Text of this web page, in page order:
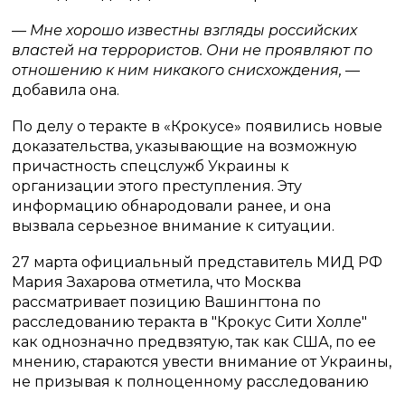
— Мне хорошо известны взгляды российских
властей на террористов. Они не проявляют по
отношению к ним никакого снисхождения,—
добавила она.
По делу о теракте в «Крокусе» появились новые
доказательства, указывающие на возможную
причастность спецслужб Украины к
организации этого преступления. Эту
информацию обнародовали ранее, и она
вызвала серьезное внимание к ситуации.
27 марта официальный представитель МИД РФ
Мария Захарова отметила, что Москва
рассматривает позицию Вашингтона по
расследованию теракта в "Крокус Сити Холле"
как однозначно предвзятую, так как США, по ее
мнению, стараются увести внимание от Украины,
не призывая к полноценному расследованию